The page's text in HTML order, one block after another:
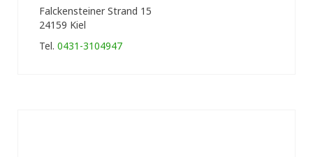
Falckensteiner Strand 15
24159 Kiel
Tel. 0431-3104947